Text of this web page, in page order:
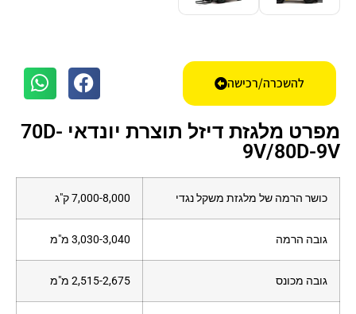
להשכרה/רכישה
מפרט מלגזת דיזל תוצרת יונדאי 70D-
9V/80D-9V
כושר הרמה של מלגזת משקל נגדי 7,000-8,000 ק"ג
גובה הרמה 3,030-3,040 מ"מ
גובה מכונס 2,515-2,675 מ"מ